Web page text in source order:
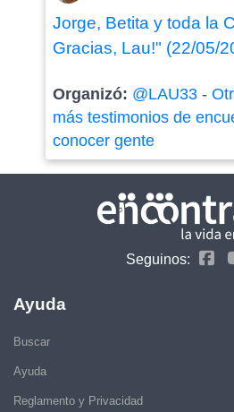
Jorge, Betita y toda la
Gracias, Lau!" (22/05/
Organizó: @LAU33-
más testimonios de
conocer gente
Seguinos:
Ayuda
Buscar
Ayuda
Reglamento y Privacidad